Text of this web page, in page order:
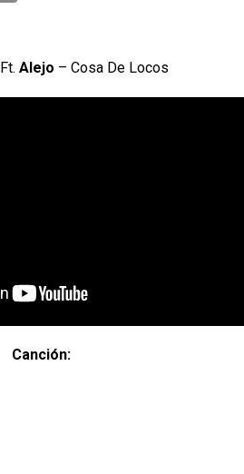
Ft. Alejo – Cosa De Locos
Canción: